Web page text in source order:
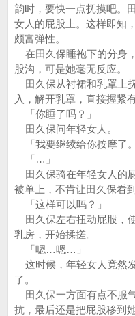
韵时，要快一点抚摸吧。
女人的屁股上。这样即知
颇富弹性。
在田久保睡袍下的分身
股沟，可是她毫无反应。
田久保从衬裙和乳罩上
入，解开乳罩，直接握紧
「你睡了吗？」
田久保问年轻女人。
「我要继续给你按摩了。
「…」
田久保骑在年轻女人的
被单上，不肯让田久保看
「这样可以吗？」
田久保左右扭动屁股，
乳房，开始揉搓。
「嗯…嗯…」
这时候，年轻女人竟然
了。
田久保一方面有点不服
抗，最后还是把屁股移到